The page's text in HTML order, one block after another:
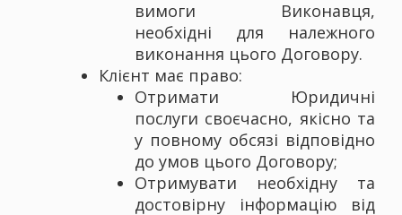
вимоги Виконавця,
необхідні для належного
виконання цього Договору.
Клієнт має право:
Отримати Юридичні
послуги своєчасно, якісно та
у повному обсязі відповідно
до умов цього Договору;
Отримувати необхідну та
достовірну інформацію від